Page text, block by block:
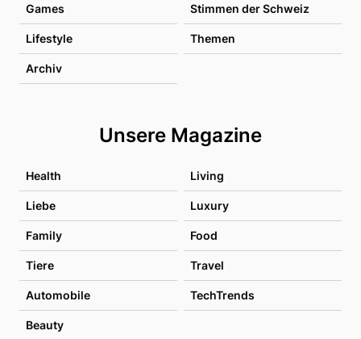
Games Stimmen der Schweiz
Lifestyle Themen
Archiv
Unsere Magazine
Health Living
Liebe Luxury
Family Food
Tiere Travel
Automobile TechTrends
Beauty